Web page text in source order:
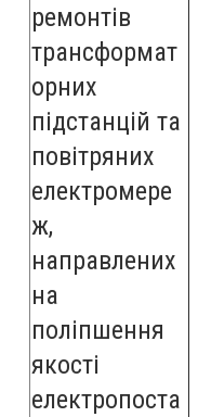
ремонтів
трансформат
орних
підстанцій та
повітряних
електромере
ж,
направлених
на
поліпшення
якості
електропоста